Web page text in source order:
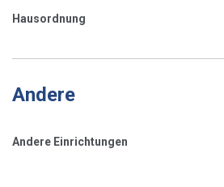
Hausordnung
Andere
Andere Einrichtungen